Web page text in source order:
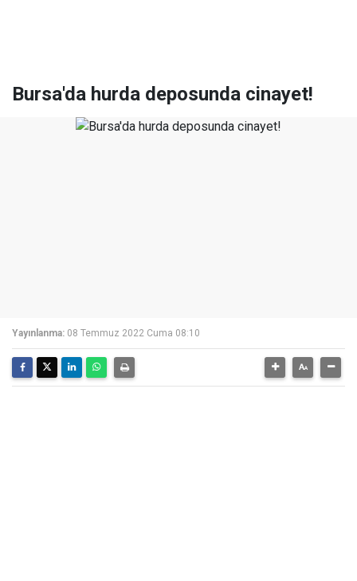
Bursa'da hurda deposunda cinayet!
Yayınlanma: 08 Temmuz 2022 Cuma 08:10